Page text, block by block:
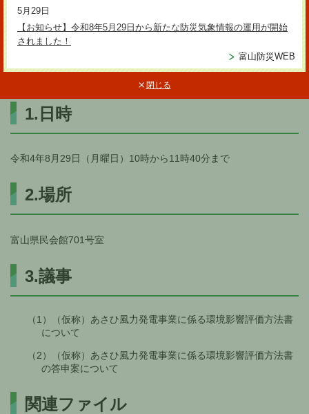
5月29日
【お知らせ】令和8年5月29日から新たな防災気象情報の運用が開始
されました！
富山防災WEB
閉じる
令和4年度第2回富山県環境影響評
1.日時
令和4年8月29日（月曜日）10時から11時40分まで
2.場所
富山県民会館701号室
3.議事
（1）（仮称）あさひ風力発電事業に係る環境影響評価方法書
について
（2）（仮称）あさひ風力発電事業に係る環境影響評価方法書
の答申案について
関連ファイル